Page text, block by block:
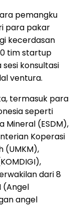
pemangku
para pakar
kecerdasan
tim startup
konsultasi
ventura.
termasuk para
seperti
Mineral (ESDM),
Koperasi
(UMKM),
dari 8
(Angel
angel